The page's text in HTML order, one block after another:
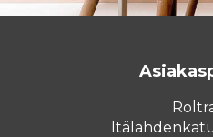
Itälahdenkatu